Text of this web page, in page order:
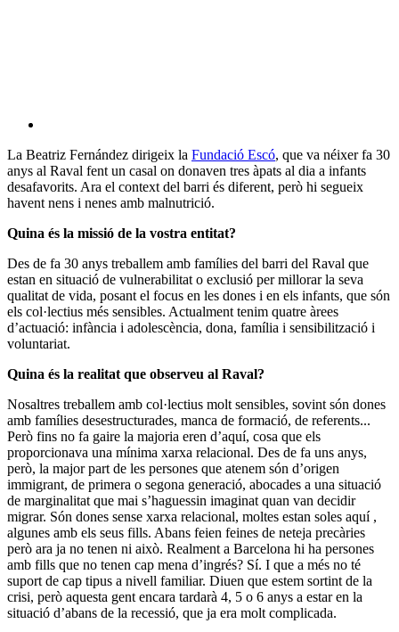
La Beatriz Fernández dirigeix la Fundació Escó, que va néixer fa 30
anys al Raval fent un casal on donaven tres àpats al dia a infants
desafavorits. Ara el context del barri és diferent, però hi segueix
havent nens i nenes amb malnutrició.
Quina és la missió de la vostra entitat?
Des de fa 30 anys treballem amb famílies del barri del Raval que
estan en situació de vulnerabilitat o exclusió per millorar la seva
qualitat de vida, posant el focus en les dones i en els infants, que són
els col·lectius més sensibles. Actualment tenim quatre àrees
d’actuació: infància i adolescència, dona, família i sensibilització i
voluntariat.
Quina és la realitat que observeu al Raval?
Nosaltres treballem amb col·lectius molt sensibles, sovint són dones
amb famílies desestructurades, manca de formació, de referents...
Però fins no fa gaire la majoria eren d’aquí, cosa que els
proporcionava una mínima xarxa relacional. Des de fa uns anys,
però, la major part de les persones que atenem són d’origen
immigrant, de primera o segona generació, abocades a una situació
de marginalitat que mai s’haguessin imaginat quan van decidir
migrar. Són dones sense xarxa relacional, moltes estan soles aquí ,
algunes amb els seus fills. Abans feien feines de neteja precàries
però ara ja no tenen ni això. Realment a Barcelona hi ha persones
amb fills que no tenen cap mena d’ingrés? Sí. I que a més no té
suport de cap tipus a nivell familiar. Diuen que estem sortint de la
crisi, però aquesta gent encara tardarà 4, 5 o 6 anys a estar en la
situació d’abans de la recessió, que ja era molt complicada.